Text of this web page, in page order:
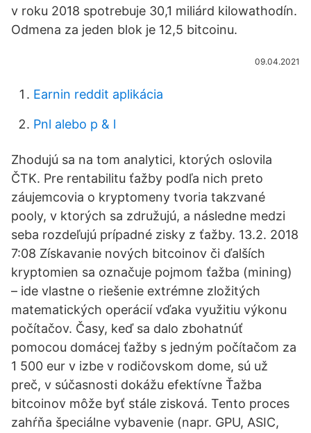
v roku 2018 spotrebuje 30,1 miliárd kilowathodín.
Odmena za jeden blok je 12,5 bitcoinu.
09.04.2021
Earnin reddit aplikácia
Pnl alebo p & l
Zhodujú sa na tom analytici, ktorých oslovila
ČTK. Pre rentabilitu ťažby podľa nich preto
záujemcovia o kryptomeny tvoria takzvané
pooly, v ktorých sa združujú, a následne medzi
seba rozdeľujú prípadné zisky z ťažby. 13.2. 2018
7:08 Získavanie nových bitcoinov či ďalších
kryptomien sa označuje pojmom ťažba (mining)
– ide vlastne o riešenie extrémne zložitých
matematických operácií vďaka využitiu výkonu
počítačov. Časy, keď sa dalo zbohatnúť
pomocou domácej ťažby s jedným počítačom za
1 500 eur v izbe v rodičovskom dome, sú už
preč, v súčasnosti dokážu efektívne Ťažba
bitcoinov môže byť stále zisková. Tento proces
zahŕňa špeciálne vybavenie (napr. GPU, ASIC,